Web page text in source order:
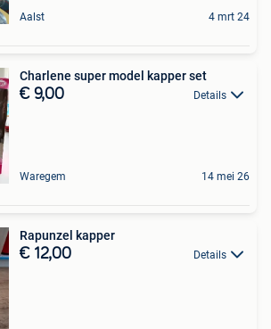
Aalst 4 mrt 24
Charlene super model kapper set
€ 9,00 Details
Waregem 14 mei 26
Rapunzel kapper
€ 12,00 Details